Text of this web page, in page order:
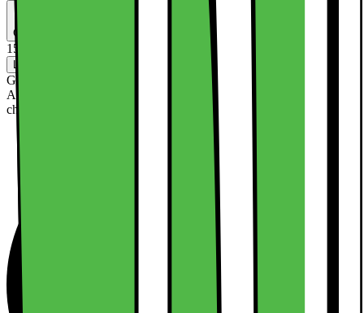
CVR-nr: SE556907867701
155.-
Levering
Gratis levering
Afhængig af område og kapacitet. Se alle leveringsmulighederne i
check-out